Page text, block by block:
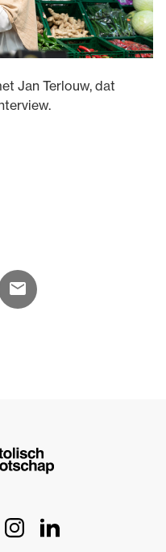
Jan Terlouw, dat